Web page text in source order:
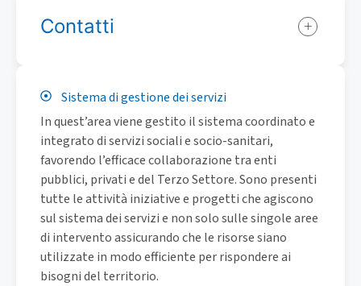
Contatti
Sistema di gestione dei servizi
In quest’area viene gestito il sistema coordinato e
integrato di servizi sociali e socio-sanitari,
favorendo l’efficace collaborazione tra enti
pubblici, privati e del Terzo Settore. Sono presenti
tutte le attività iniziative e progetti che agiscono
sul sistema dei servizi e non solo sulle singole aree
di intervento assicurando che le risorse siano
utilizzate in modo efficiente per rispondere ai
bisogni del territorio.